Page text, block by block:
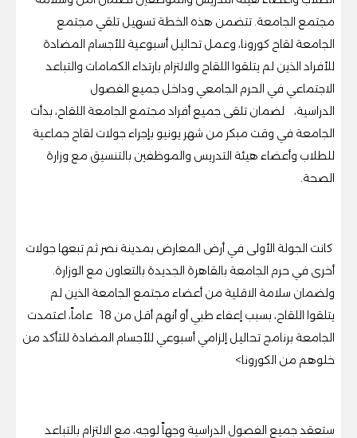
مجتمع الجامعة. تتضمن هذه الخطة تسهيل تلقي مجتمع
الجامعة لقاح كورونا، وعمل تحاليل أسبوعية للأجسام المضادة
للأفراد الذين لم يتلقوا اللقاح والالتزام بارتداء الكمامات والتباعد
الاجتماعي في الحرم الجامعي وداخل جميع الفصول
الدراسية،
لضمان تلقى جميع أفراد مجتمع الجامعة اللقاح، بدأت
الجامعة في وقت مبكر من شهر يونيو بإجراء جولات لقاح جماعية
للطلاب وأعضاء هيئة التدريس والموظفين بالتنسيق مع وزارة
الصحة.
كانت الجولة الأولى في أرض المعارض بمدينة نصر ثم تبعها جولات
أخرى في حرم الجامعة بالقاهرة الجديدة بالتعاون مع الوزارة.
ولضمان سلامة الاقلية من أعضاء مجتمع الجامعة الذين لم
يتلقوا اللقاح، بسبب إعفاء طبي أو أنهم أقل من
عاماً، اعتمدت
الجامعة برنامج تحاليل إلزامي أسبوعي للأجسام المضادة للتأكد من
خلوهم من الكورونا>
ستعقد جميع الفصول الدراسية وجهاً لوجه، مع الالتزام بالتباعد